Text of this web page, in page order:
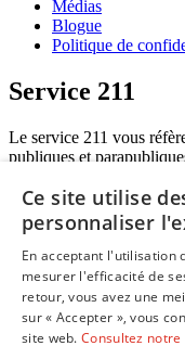
Médias
Blogue
Politique de
Service 211
Le service 211 vous
publiques et
550, chemin Sainte-Foy
Québec (Québec) G1S
Ce site utilise
personnaliser
En acceptant l'utilisation
mesurer l'efficacité de
retour, vous avez une
sur « Accepter », vous
site web. Consultez